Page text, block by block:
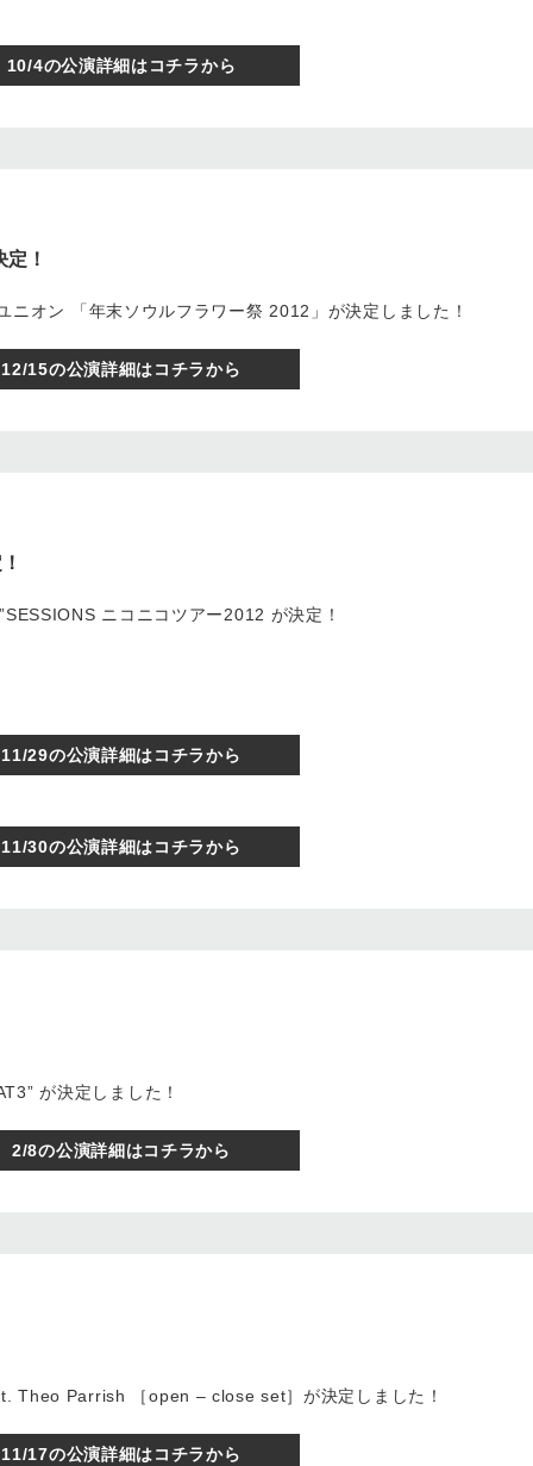
10/4の公演詳細はコチラから
！
オン 「年末ソウルフラワー祭 2012」が決定しました！
12/15の公演詳細はコチラから
ニコニコツアー2012 が決定！
11/29の公演詳細はコチラから
11/30の公演詳細はコチラから
が決定しました！
2/8の公演詳細はコチラから
Theo Parrish ［open – close set］が決定しました！
11/17の公演詳細はコチラから